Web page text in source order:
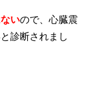
いので、心臓震
診断されまし